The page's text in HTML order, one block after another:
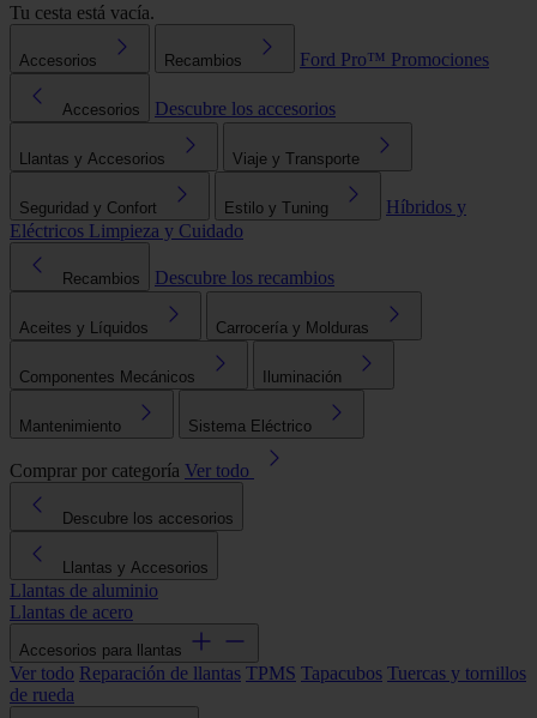
Tu cesta está vacía.
Accesorios Recambios Ford Pro™ Promociones
Accesorios Descubre los accesorios
Llantas y Accesorios Viaje y Transporte
Seguridad y Confort Estilo y Tuning
Híbridos y
Eléctricos Limpieza y Cuidado
Recambios Descubre los recambios
Aceites y Líquidos Carrocería y Molduras
Componentes Mecánicos Iluminación
Mantenimiento Sistema Eléctrico
Comprar por categoría Ver todo
Descubre los accesorios
Llantas y Accesorios
Llantas de aluminio
Llantas de acero
Accesorios para llantas
Ver todo Reparación de llantas TPMS Tapacubos Tuercas y tornillos
de rueda